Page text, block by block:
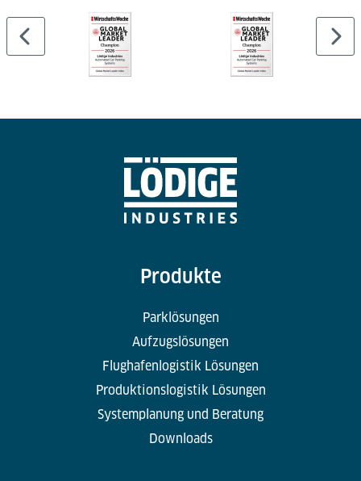
Produkte
Parklösungen
Aufzugslösungen
Flughafenlogistik Lösungen
Produktionslogistik Lösungen
Systemplanung und Beratung
Downloads